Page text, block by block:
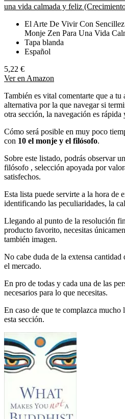
una vida calmada y feliz
El Arte De Vivir Con
Monje Zen Para Una Vida
Tapa blanda
Español
5,22 €
Ver en Amazon
También es vital comentarte que a tu
alternativa por la que navegar si
otra sección, la navegación es rápida
Cómo será posible en muy poco
con 10 el monje y el filósofo.
Sobre este listado, podrás observar
filósofo , selección apoyada por
satisfechos.
Esta lista puede servirte a la hora de
identificando las peculiaridades, la
Llegando al punto de la resolución
producto favorito, necesitas
también imagen.
No cabe duda de la extensa
el mercado.
En pro de todas y cada una de las
necesarios para lo que necesitas.
En caso de que te complazca
esta sección.